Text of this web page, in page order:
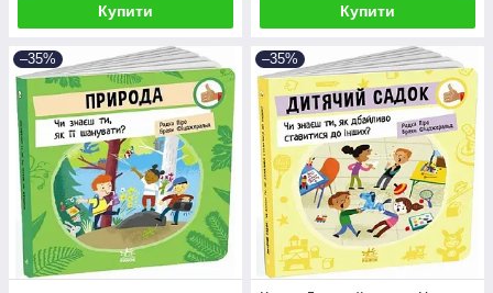
Купити Купити
–35% –35%